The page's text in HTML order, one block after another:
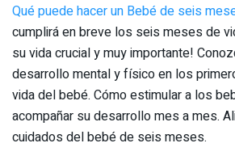
Qué puede hacer un Bebé de seis
cumplirá en breve los seis meses de
su vida crucial y muy importante!
desarrollo mental y físico en los
vida del bebé. Cómo estimular a los
acompañar su desarrollo mes a mes.
cuidados del bebé de seis meses.